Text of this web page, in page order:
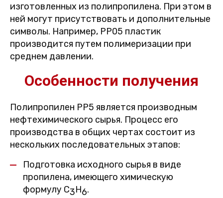
изготовленных из полипропилена. При этом в
ней могут присутствовать и дополнительные
символы. Например, PP05 пластик
производится путем полимеризации при
среднем давлении.
Особенности получения
Полипропилен PP5 является производным
нефтехимического сырья. Процесс его
производства в общих чертах состоит из
нескольких последовательных этапов:
Подготовка исходного сырья в виде
пропилена, имеющего химическую
формулу С3Н6.